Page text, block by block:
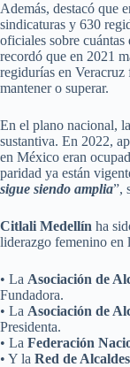
Además, destacó que
sindicaturas y 630
oficiales sobre cuántas
recordó que en 2021
regidurías en Veracruz
mantener o superar.
En el plano nacional,
sustantiva. En 2022,
en México eran
paridad ya están
sigue siendo amplia”,
Citlali Medellín ha
liderazgo femenino en
• La Asociación de
Fundadora.
• La Asociación de
Presidenta.
• La Federación
• Y la Red de